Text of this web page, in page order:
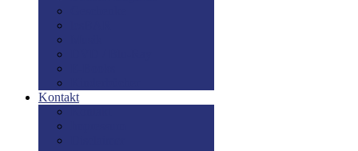
Kontakt